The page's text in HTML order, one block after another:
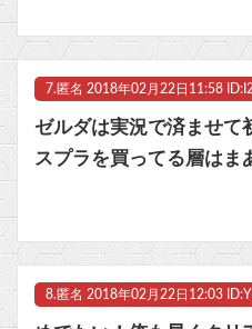
7. 匿名 2018年02月22日11:58
ゼルダは実況で済ませて
スプラを買ってる層はま
8. 匿名 2018年02月22日12:03